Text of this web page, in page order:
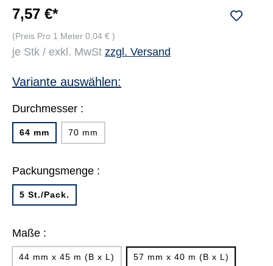
7,57 €*
(Preis Pro 1 Meter 0,04 € )
je Stk / exkl. MwSt zzgl. Versand
Variante auswählen:
Durchmesser :
64 mm 70 mm
Packungsmenge :
5 St./Pack.
Maße :
44 mm x 45 m (B x L) 57 mm x 40 m (B x L)